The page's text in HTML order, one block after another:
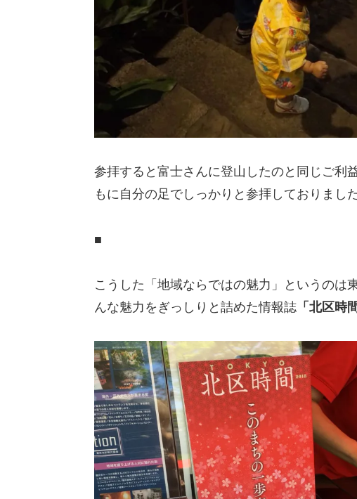
参拝すると富士さんに登山したのと同じご利
もに自分の足でしっかりと参拝しておりました
■
こうした「地域ならではの魅力」というのは
んな魅力をぎっしりと詰めた情報誌「北区時